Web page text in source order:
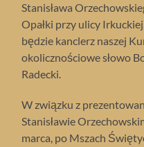
Stanisława
Opałki przy ulicy
będzie kanclerz naszej
okolicznościowe słowo
Radecki.
W związku z
Stanisławie
marca, po Mszach